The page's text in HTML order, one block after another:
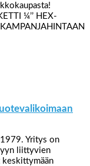
¼’’ HEX-
Yritys on
liittyvien
keskittymään